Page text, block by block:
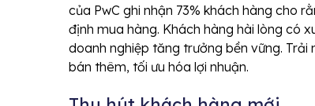
của PwC ghi nhận 73% khách hàng cho
định mua hàng. Khách hàng hài lòng có
doanh nghiệp tăng trưởng bền vững.
bán thêm, tối ưu hóa lợi nhuận.